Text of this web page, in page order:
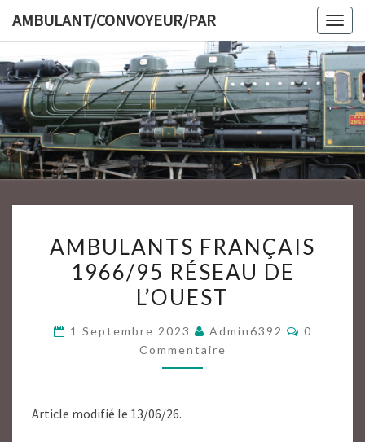
content
AMBULANT/CONVOYEUR/PAR
FRANÇAIS
1966/95
RÉSEAU
L’OUEST
AMBULANTS FRANÇAIS
1966/95 RÉSEAU DE
L’OUEST
1 Septembre 2023 Admin6392
0
Commentaire
Article modifié le 13/06/26.